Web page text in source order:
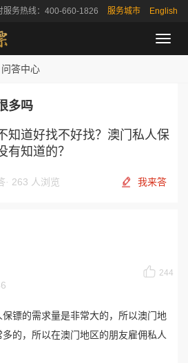
服务热线：400-660-1826 服务城市 English
导
航
问答中心
多吗
知道好找不好找？澳门私人保
有知道的？
· 263 人浏览 我来答
244
镖的需求量是非常大的，所以澳门地
的，所以在澳门地区的朋友雇佣私人